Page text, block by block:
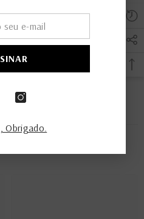
oferece segurança e
Obrigado.